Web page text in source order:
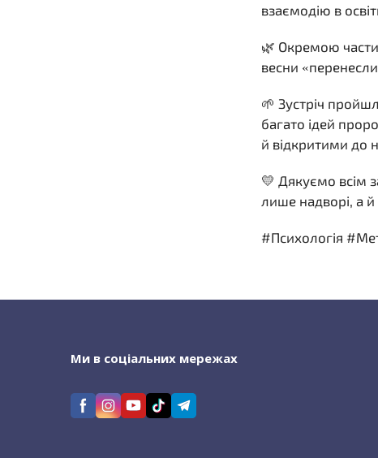
взаємодію в
🌿 Окремою
весни
🌱 Зустріч
багато ідей
й відкритими до
💛 Дякуємо всім
лише надворі, а й
#Психологія
Ми в соціальних мережах